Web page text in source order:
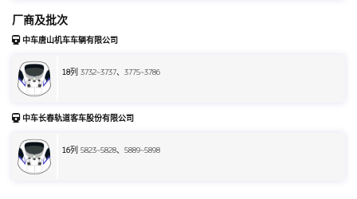
厂商及批次
中车唐山机车车辆有限公司
18列 3732~3737、3775~3786
中车长春轨道客车股份有限公司
16列 5823~5828、5889~5898